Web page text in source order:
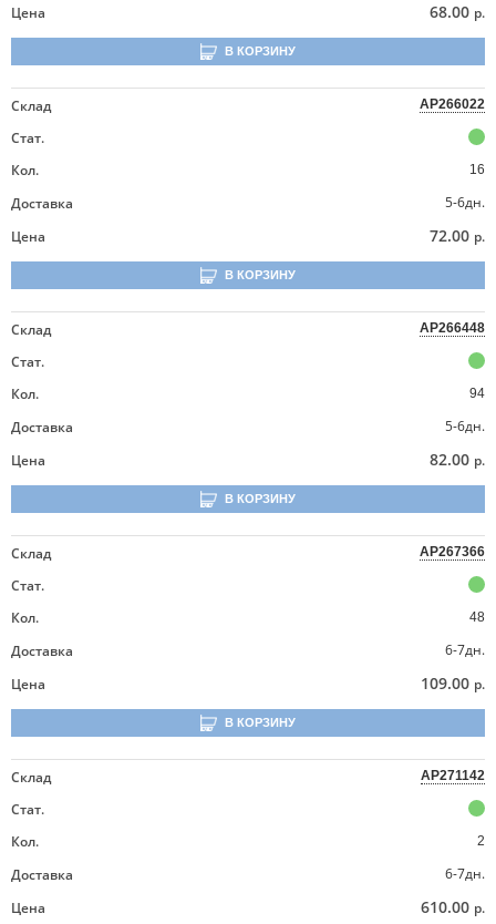
Цена 68.00 р.
В КОРЗИНУ
Склад AP266022
Стат.
Кол.
16
Доставка
5-6дн.
Цена
72.00 р.
В КОРЗИНУ
Склад AP266448
Стат.
Кол.
94
Доставка
5-6дн.
Цена
82.00 р.
В КОРЗИНУ
Склад AP267366
Стат.
Кол.
48
Доставка
6-7дн.
Цена
109.00 р.
В КОРЗИНУ
Склад AP271142
Стат.
Кол.
2
Доставка
6-7дн.
Цена
610.00 р.